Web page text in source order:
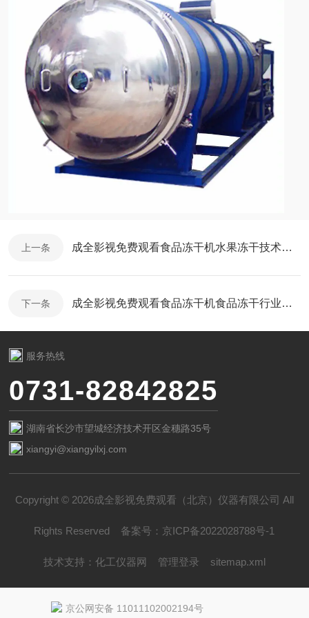
上一条 成全影视免费观看食品冻干机水果冻干技术详解
下一条 成全影视免费观看食品冻干机食品冻干行业发展分析
服务热线
0731-82842825
湖南省长沙市望城经济技术开区金穗路35号
xiangyi@xiangyilxj.com
Copyright © 2026成全影视免费观看（北京）仪器有限公司 All
Rights Reserved 备案号： 京ICP备2022028788号-1
技术支持： 化工仪器网 管理登录 sitemap.xml
京公网安备 11011102002194号